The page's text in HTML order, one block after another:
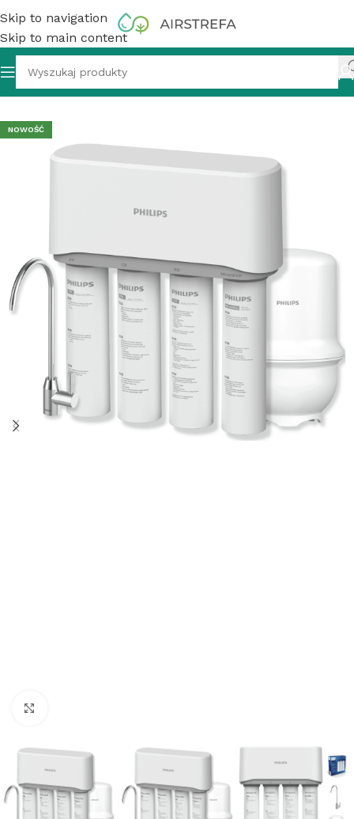
Skip to navigation
Skip to main content
– odwrócona osmoza z mineralizacją do kuchni
NOWOŚĆ